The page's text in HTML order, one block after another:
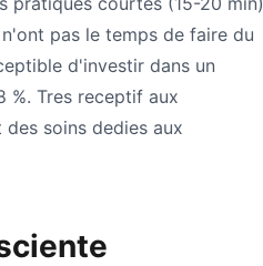
pas le temps de faire du
d'investir dans un
%. Tres receptif aux
soins dedies aux